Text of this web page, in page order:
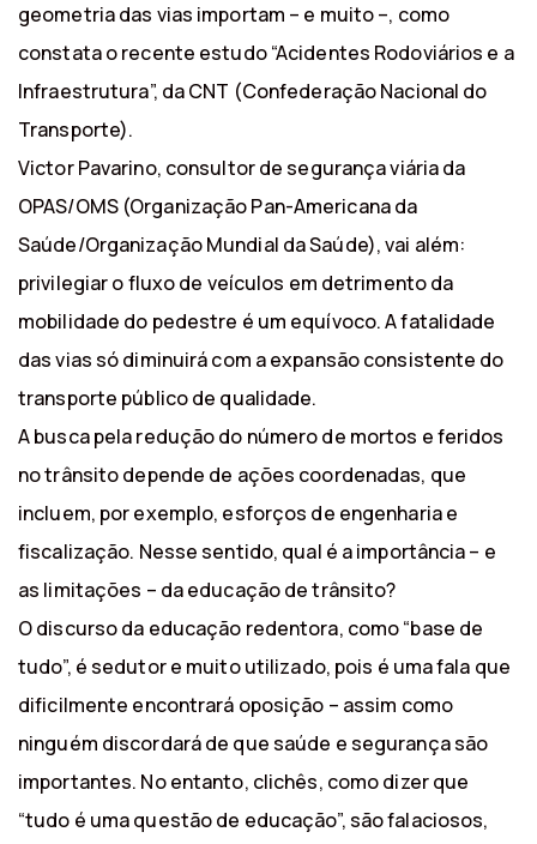
geometria das vias importam – e muito –, como
constata o recente estudo “Acidentes Rodoviários e a
Infraestrutura”, da CNT (Confederação Nacional do
Transporte).
Victor Pavarino, consultor de segurança viária da
OPAS/OMS (Organização Pan-Americana da
Saúde/Organização Mundial da Saúde), vai além:
privilegiar o fluxo de veículos em detrimento da
mobilidade do pedestre é um equívoco. A fatalidade
das vias só diminuirá com a expansão consistente do
transporte público de qualidade. ​
A busca pela redução do número de mortos e feridos
no trânsito depende de ações coordenadas, que
incluem, por exemplo, esforços de engenharia e
fiscalização. Nesse sentido, qual é a importância – e
as limitações – da educação de trânsito?
O discurso da educação redentora, como “base de
tudo”, é sedutor e muito utilizado, pois é uma fala que
dificilmente encontrará oposição – assim como
ninguém discordará de que saúde e segurança são
importantes. No entanto, clichês, como dizer que
“tudo é uma questão de educação”, são falaciosos,